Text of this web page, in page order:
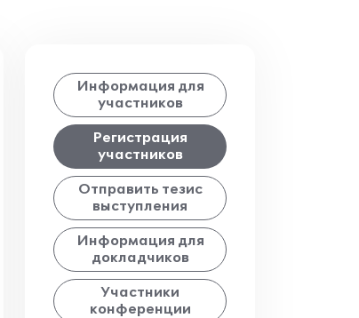
Информация для
участников
Регистрация
участников
Отправить тезис
выступления
Информация для
докладчиков
Участники
конференции